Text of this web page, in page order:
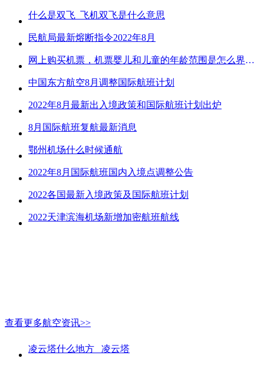
什么是双飞_飞机双飞是什么意思
民航局最新熔断指令2022年8月
网上购买机票，机票婴儿和儿童的年龄范围是怎么界定的？
中国东方航空8月调整国际航班计划
2022年8月最新出入境政策和国际航班计划出炉
8月国际航班复航最新消息
鄂州机场什么时候通航
2022年8月国际航班国内入境点调整公告
2022各国最新入境政策及国际航班计划
2022天津滨海机场新增加密航班航线
查看更多航空资讯>>
凌云塔什么地方_ 凌云塔